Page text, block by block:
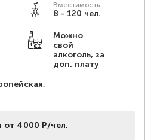
Вместимость:
8 - 120 чел.
Можно
свой
алкоголь, за
доп. плату
от 4000 Р/чел.